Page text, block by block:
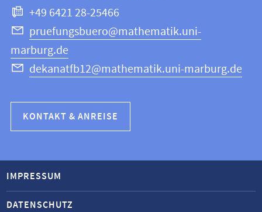
+49 6421 28-25466
pruefungsbuero@mathematik.uni-
marburg.de
dekanatfb12@mathematik.uni-marburg.de
KONTAKT & ANREISE
IMPRESSUM
DATENSCHUTZ